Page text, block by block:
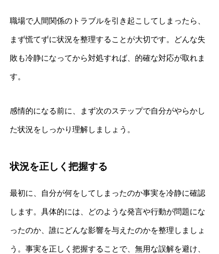
職場で人間関係のトラブルを引き起こしてしまったら、
まず慌てずに状況を整理することが大切です。どんな失
敗も冷静になってから対処すれば、的確な対応が取れま
す。
感情的になる前に、まず次のステップで自分がやらかし
た状況をしっかり理解しましょう。
状況を正しく把握する
最初に、自分が何をしてしまったのか事実を冷静に確認
します。具体的には、どのような発言や行動が問題にな
ったのか、誰にどんな影響を与えたのかを整理しましょ
う。事実を正しく把握することで、無用な誤解を避け、